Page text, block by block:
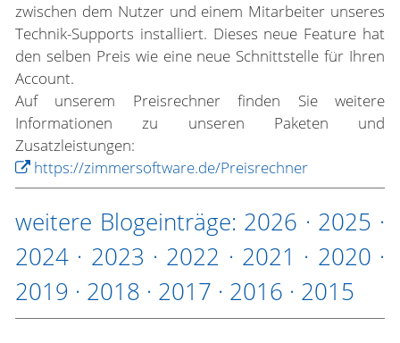
zwischen dem Nutzer und einem Mitarbeiter unseres
Technik-Supports installiert. Dieses neue Feature hat
den selben Preis wie eine neue Schnittstelle für Ihren
Account.
Auf unserem Preisrechner finden Sie weitere
Informationen zu unseren Paketen und
Zusatzleistungen:
https://zimmersoftware.de/Preisrechner
weitere Blogeinträge: 2026 · 2025 ·
2024 · 2023 · 2022 · 2021 · 2020 ·
2019 · 2018 · 2017 · 2016 · 2015